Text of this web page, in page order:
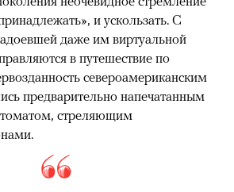
и ускользать. С
даже им виртуальной
в путешествие по
североамериканским
предварительно напечатанным
стреляющим